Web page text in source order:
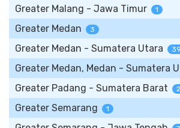
Greater Malang - Jawa Timur 1
Greater Medan 3
Greater Medan - Sumatera Utara 39
Greater Medan, Medan - Sumatera
Greater Padang - Sumatera Barat 2
Greater Semarang 1